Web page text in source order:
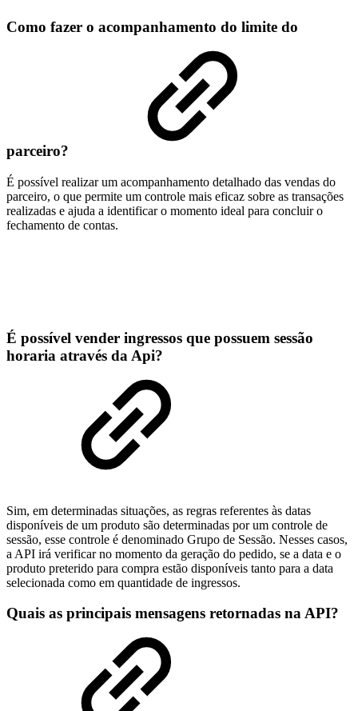
Como fazer o acompanhamento do limite do
parceiro?
É possível realizar um acompanhamento detalhado das vendas do
parceiro, o que permite um controle mais eficaz sobre as transações
realizadas e ajuda a identificar o momento ideal para concluir o
fechamento de contas.
É possível vender ingressos que possuem sessão
horaria através da Api?
Sim, em determinadas situações, as regras referentes às datas
disponíveis de um produto são determinadas por um controle de
sessão, esse controle é denominado Grupo de Sessão. Nesses casos,
a API irá verificar no momento da geração do pedido, se a data e o
produto preterido para compra estão disponíveis tanto para a data
selecionada como em quantidade de ingressos.
Quais as principais mensagens retornadas na API?